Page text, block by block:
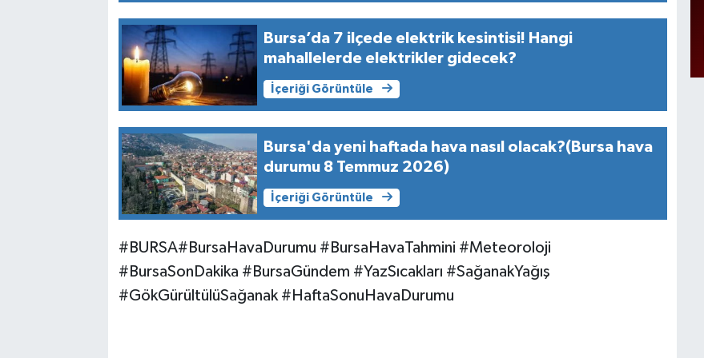
Bursa’da 7 ilçede elektrik kesintisi! Hangi
mahallelerde elektrikler gidecek?
İçeriği Görüntüle
Bursa'da yeni haftada hava nasıl olacak?(Bursa hava
durumu 8 Temmuz 2026)
İçeriği Görüntüle
#BURSA#BursaHavaDurumu #BursaHavaTahmini #Meteoroloji
#BursaSonDakika #BursaGündem #YazSıcakları #SağanakYağış
#GökGürültülüSağanak #HaftaSonuHavaDurumu